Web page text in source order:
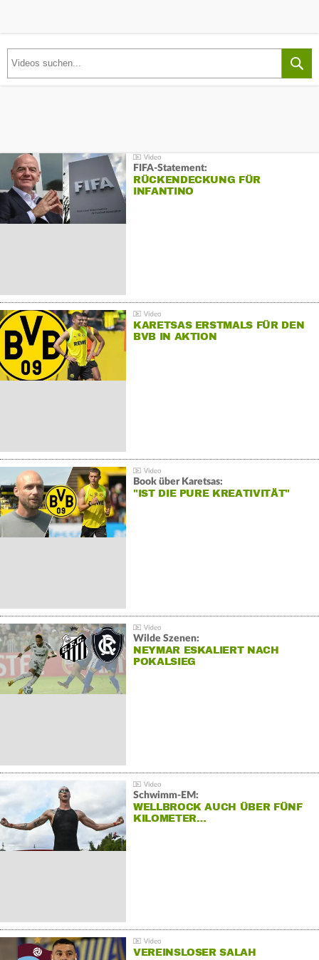
FIFA-Statement:
RÜCKENDECKUNG FÜR
INFANTINO
KARETSAS ERSTMALS FÜR DEN
BVB IN AKTION
Book über Karetsas:
"IST DIE PURE KREATIVITÄT"
Wilde Szenen:
NEYMAR ESKALIERT NACH
POKALSIEG
Schwimm-EM:
WELLBROCK AUCH ÜBER FÜNF
KILOMETER…
VEREINSLOSER SALAH